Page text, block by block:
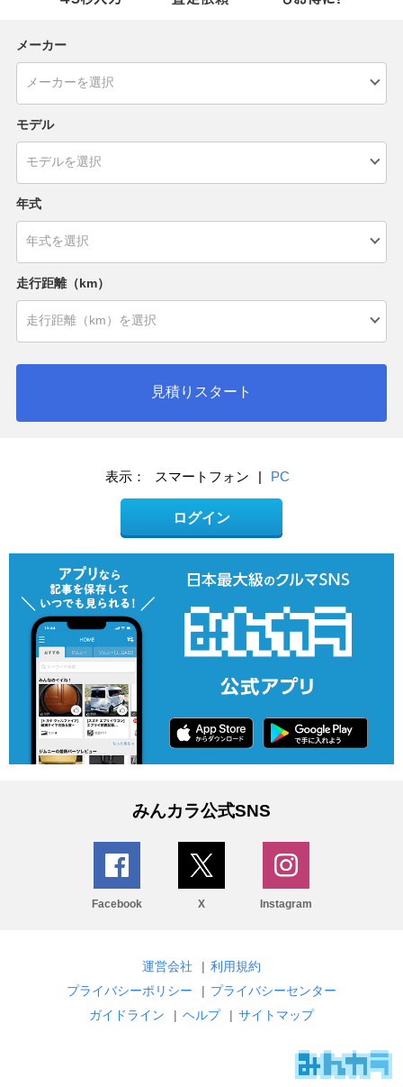
メーカー
モデル
年式
走行距離（km）
見積りスタート
表示： スマートフォン | PC
ログイン
みんカラ公式SNS
Facebook X Instagram
運営会社 | 利用規約
プライバシーポリシー
| プライバシーセンター
ガイドライン
| ヘルプ | サイトマップ